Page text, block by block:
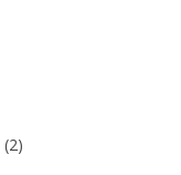
(2)